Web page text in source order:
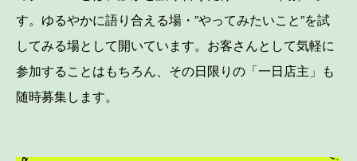
す。ゆるやかに語り合える場・”やってみたいこと”を試
してみる場として開いています。お客さんとして気軽に
参加することはもちろん、その日限りの「一日店主」も
随時募集します。